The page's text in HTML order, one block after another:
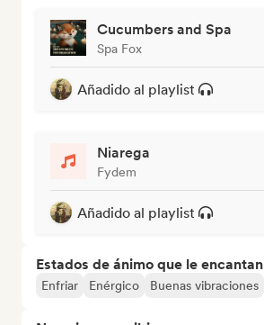
Cucumbers and Spa
Spa Fox
Añadido al playlist
Niarega
Fydem
Añadido al playlist
Estados de ánimo que le encantan
Enfriar Enérgico Buenas vibraciones